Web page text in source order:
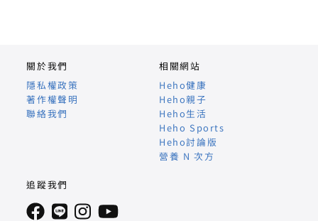
關於我們
隱私權政策
著作權聲明
聯絡我們
相關網站
Heho健康
Heho親子
Heho生活
Heho Sports
Heho討論版
營養 N 次方
追蹤我們